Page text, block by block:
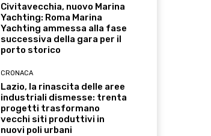
Civitavecchia, nuovo Marina
Yachting: Roma Marina
Yachting ammessa alla fase
successiva della gara per il
porto storico
CRONACA
Lazio, la rinascita delle aree
industriali dismesse: trenta
progetti trasformano
vecchi siti produttivi in
nuovi poli urbani